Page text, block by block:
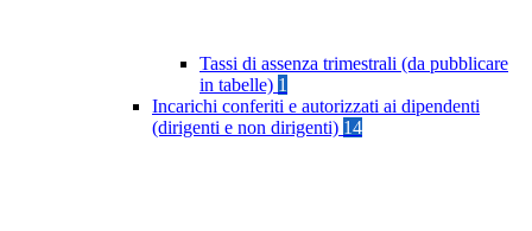
Tassi di assenza trimestrali (da pubblicare
in tabelle) 1
Incarichi conferiti e autorizzati ai dipendenti
(dirigenti e non dirigenti) 14